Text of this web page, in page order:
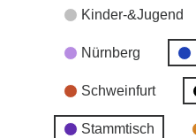
Kinder-&Jugend
Nürnberg
Schweinfurt
Stammtisch